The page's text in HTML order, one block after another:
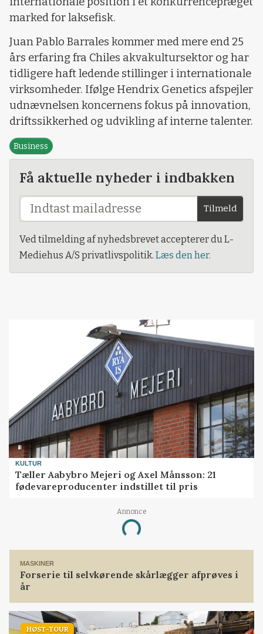
marked for laksefisk.
Juan Pablo Barrales kommer med mere end 25
års erfaring fra Chiles akvakultursektor og har
tidligere haft ledende stillinger i internationale
virksomheder. Ifølge Hendrix Genetics afspejler
udnævnelsen koncernens fokus på innovation,
driftssikkerhed og udvikling af interne talenter.
Business
Få aktuelle nyheder i indbakken
Tilmeld
Ved tilmelding af nyhedsbrevet accepterer du L-
Mediehus A/S privatlivspolitik. Læs den her.
KULTUR
Tæller Aabybro Mejeri og Axel Månsson: 21
fødevareproducenter indstillet til pris
Annonce
Loading...
MASKINER
Forserie til selvkørende skårlægger afprøves i
år
HØST-TOUR